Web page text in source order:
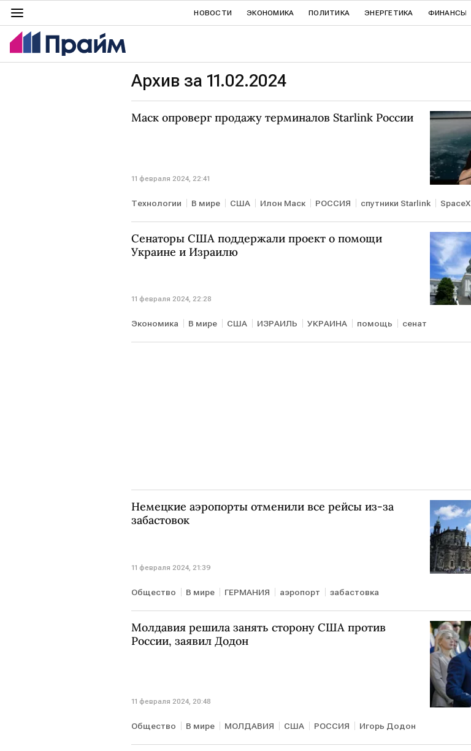
НОВОСТИ ЭКОНОМИКА ПОЛИТИКА ЭНЕРГЕТИКА ФИНАНСЫ
Архив за 11.02.2024
Маск опроверг продажу терминалов Starlink России
11 февраля 2024, 22:41
Технологии В мире США Илон Маск РОССИЯ спутники Starlink SpaceX
Сенаторы США поддержали проект о помощи
Украине и Израилю
11 февраля 2024, 22:28
Экономика В мире США ИЗРАИЛЬ УКРАИНА помощь сенат
Немецкие аэропорты отменили все рейсы из-за
забастовок
11 февраля 2024, 21:39
Общество В мире ГЕРМАНИЯ аэропорт забастовка
Молдавия решила занять сторону США против
России, заявил Додон
11 февраля 2024, 20:48
Общество В мире МОЛДАВИЯ США РОССИЯ Игорь Додон